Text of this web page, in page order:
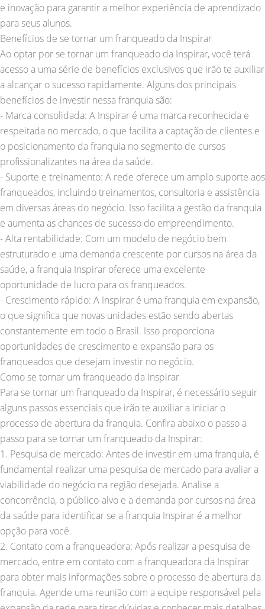
e inovação para garantir a melhor experiência de aprendizado
para seus alunos.
Benefícios de se tornar um franqueado da Inspirar
Ao optar por se tornar um franqueado da Inspirar, você terá
acesso a uma série de benefícios exclusivos que irão te auxiliar
a alcançar o sucesso rapidamente. Alguns dos principais
benefícios de investir nessa franquia são:
- Marca consolidada: A Inspirar é uma marca reconhecida e
respeitada no mercado, o que facilita a captação de clientes e
o posicionamento da franquia no segmento de cursos
profissionalizantes na área da saúde.
- Suporte e treinamento: A rede oferece um amplo suporte aos
franqueados, incluindo treinamentos, consultoria e assistência
em diversas áreas do negócio. Isso facilita a gestão da franquia
e aumenta as chances de sucesso do empreendimento.
- Alta rentabilidade: Com um modelo de negócio bem
estruturado e uma demanda crescente por cursos na área da
saúde, a franquia Inspirar oferece uma excelente
oportunidade de lucro para os franqueados.
- Crescimento rápido: A Inspirar é uma franquia em expansão,
o que significa que novas unidades estão sendo abertas
constantemente em todo o Brasil. Isso proporciona
oportunidades de crescimento e expansão para os
franqueados que desejam investir no negócio.
Como se tornar um franqueado da Inspirar
Para se tornar um franqueado da Inspirar, é necessário seguir
alguns passos essenciais que irão te auxiliar a iniciar o
processo de abertura da franquia. Confira abaixo o passo a
passo para se tornar um franqueado da Inspirar:
1. Pesquisa de mercado: Antes de investir em uma franquia, é
fundamental realizar uma pesquisa de mercado para avaliar a
viabilidade do negócio na região desejada. Analise a
concorrência, o público-alvo e a demanda por cursos na área
da saúde para identificar se a franquia Inspirar é a melhor
opção para você.
2. Contato com a franqueadora: Após realizar a pesquisa de
mercado, entre em contato com a franqueadora da Inspirar
para obter mais informações sobre o processo de abertura da
franquia. Agende uma reunião com a equipe responsável pela